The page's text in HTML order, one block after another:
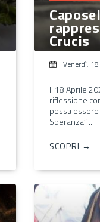
Crucis
Venerdì,
Il 18 Aprile
riflessione
possa essere
Speranza” ...
SCOPRI →